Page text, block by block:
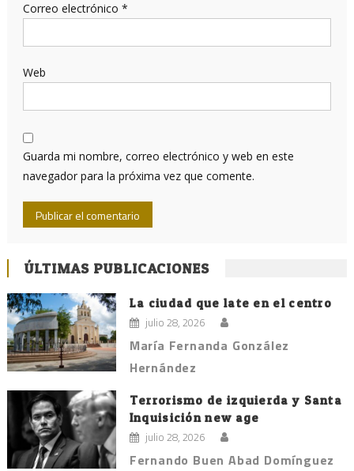
Correo electrónico *
Web
Guarda mi nombre, correo electrónico y web en este
navegador para la próxima vez que comente.
ÚLTIMAS PUBLICACIONES
La ciudad que late en el centro
julio 28, 2026
María Fernanda González
Hernández
Terrorismo de izquierda y Santa
Inquisición new age
julio 28, 2026
Fernando Buen Abad Domínguez